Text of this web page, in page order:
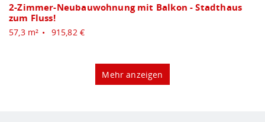
2-Zimmer-Neubauwohnung mit Balkon - Stadthaus
zum Fluss!
57,3 m² 915,82 €
Mehr anzeigen